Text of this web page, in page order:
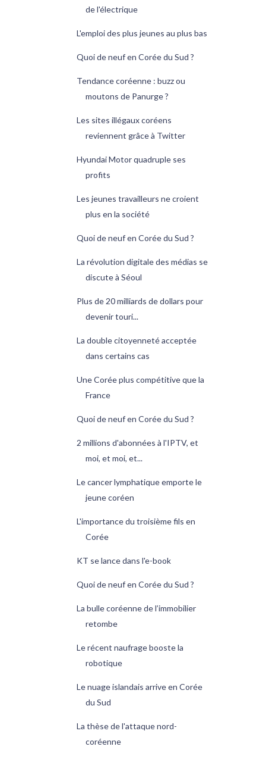
de l'électrique
L'emploi des plus jeunes au plus bas
Quoi de neuf en Corée du Sud ?
Tendance coréenne : buzz ou
moutons de Panurge ?
Les sites illégaux coréens
reviennent grâce à Twitter
Hyundai Motor quadruple ses
profits
Les jeunes travailleurs ne croient
plus en la société
Quoi de neuf en Corée du Sud ?
La révolution digitale des médias se
discute à Séoul
Plus de 20 milliards de dollars pour
devenir touri...
La double citoyenneté acceptée
dans certains cas
Une Corée plus compétitive que la
France
Quoi de neuf en Corée du Sud ?
2 millions d'abonnées à l'IPTV, et
moi, et moi, et...
Le cancer lymphatique emporte le
jeune coréen
L'importance du troisième fils en
Corée
KT se lance dans l'e-book
Quoi de neuf en Corée du Sud ?
La bulle coréenne de l’immobilier
retombe
Le récent naufrage booste la
robotique
Le nuage islandais arrive en Corée
du Sud
La thèse de l'attaque nord-
coréenne